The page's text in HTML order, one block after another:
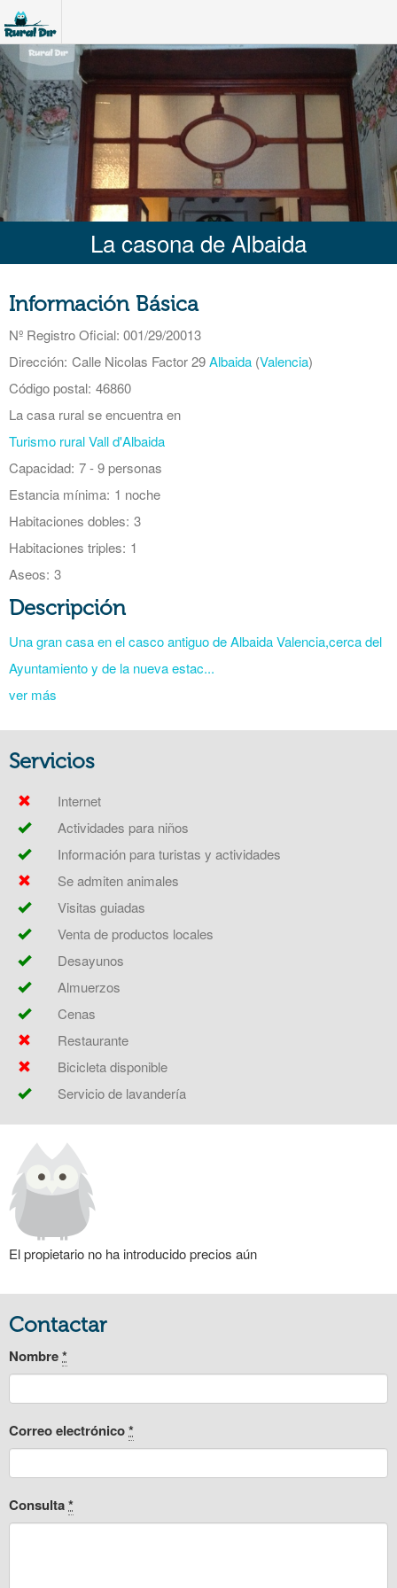
La casona de Albaida
Información Básica
Nº Registro Oficial: 001/29/20013
Dirección: Calle Nicolas Factor 29Albaida (Valencia)
Código postal: 46860
La casa rural se encuentra en
Turismo rural Vall d'Albaida
Capacidad: 7 - 9 personas
Estancia mínima: 1 noche
Habitaciones dobles: 3
Habitaciones triples: 1
Aseos: 3
Descripción
Una gran casa en el casco antiguo de Albaida Valencia,cerca del
Ayuntamiento y de la nueva estac...
ver más
Servicios
Internet
Actividades para niños
Información para turistas y actividades
Se admiten animales
Visitas guiadas
Venta de productos locales
Desayunos
Almuerzos
Cenas
Restaurante
Bicicleta disponible
Servicio de lavandería
El propietario no ha introducido precios aún
Contactar
Nombre*
Correo electrónico*
Consulta*